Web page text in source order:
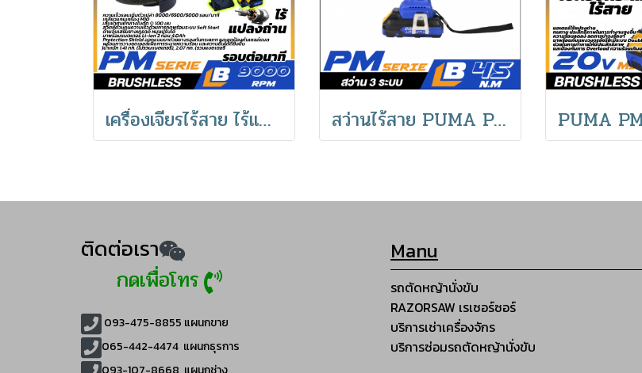
เครื่องเจียรไร้สาย ไร้แปรงถ่าน PUMA 20V 8000RPM PM-490BL สว่านไร้สาย PUMA PM-245BL สว่านกระแทกไร้สายไร้แปรงถ่าน
ติดต่อเรา
กดเพื่อโทร
093-475-8855 แผนกขาย
065-442-4474 แผนกธุรการ
Manu
รถตัดหญ้านั่งขับ
RAZORSAW เรเซอร์ซอร์
บริการเช่าเครื่องจักร
บริการซ่อมรถตัดหญ้านั่งขับ